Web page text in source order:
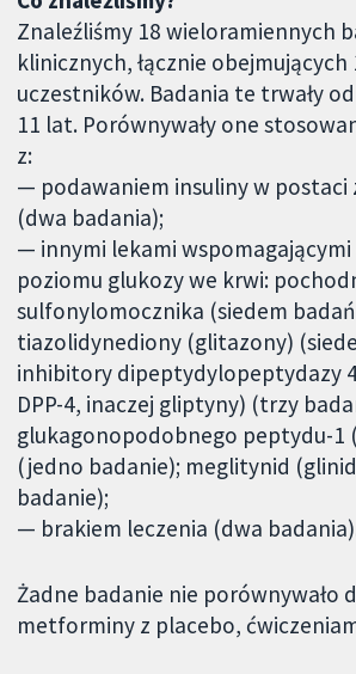
Znaleźliśmy 18 wieloramiennych
klinicznych, łącznie obejmujących
uczestników. Badania te trwały
11 lat. Porównywały one
z:
— podawaniem insuliny w postaci
(dwa badania);
— innymi lekami wspomagającymi
poziomu glukozy we krwi:
sulfonylomocznika (siedem
tiazolidynediony (glitazony)
inhibitory dipeptydylopeptydazy
DPP-4, inaczej gliptyny) (trzy
glukagonopodobnego peptydu-1
(jedno badanie); meglitynid
badanie);
— brakiem leczenia (dwa
Żadne badanie nie porównywało
metforminy z placebo,